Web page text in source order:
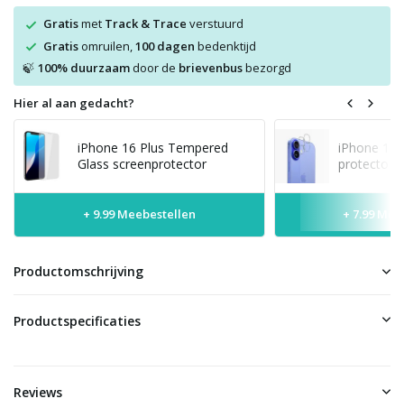
Gratismet Track & Trace verstuurd
Gratisomruilen, 100 dagen bedenktijd
🍃 100% duurzaamdoor de brievenbusbezorgd
Hier al aan gedacht?
iPhone 16 Plus Tempered
Glass screenprotector
+ 9.99 Meebestellen
iPhone 16
protector
+ 7.99
Productomschrijving
Productspecificaties
Reviews